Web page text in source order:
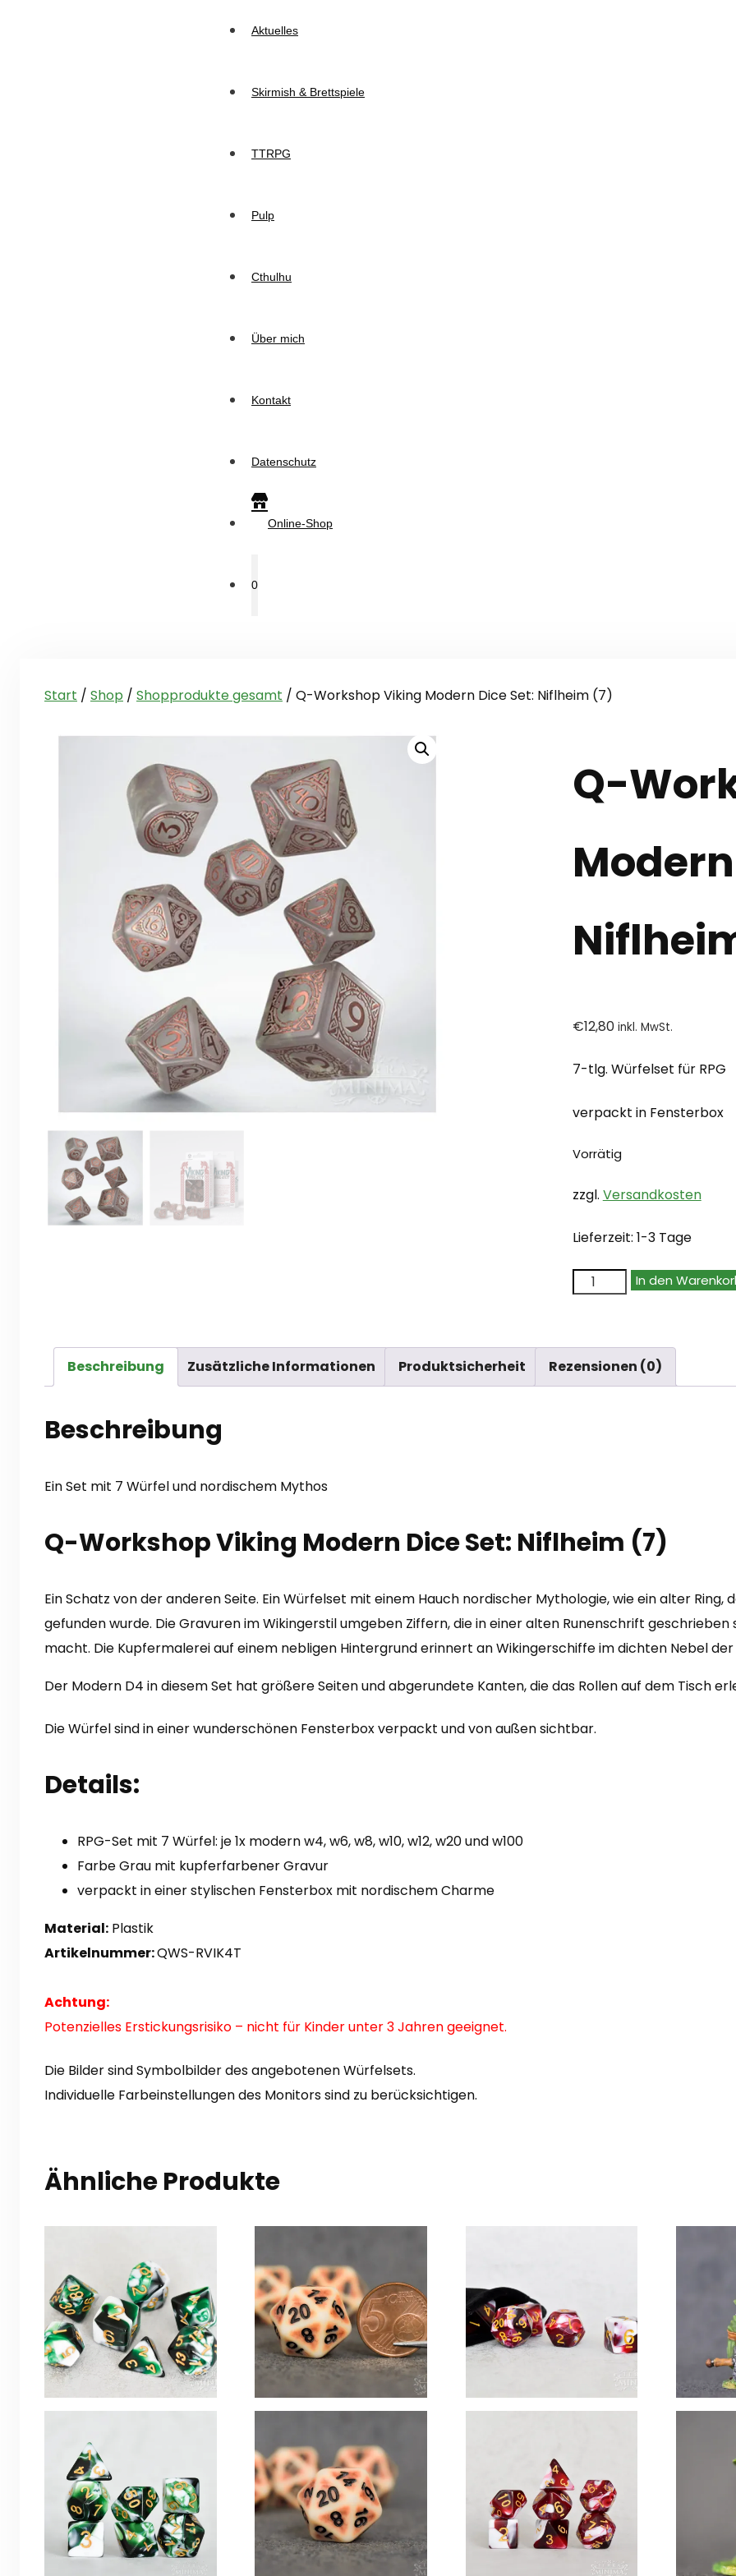
Aktuelles
Skirmish & Brettspiele
TTRPG
Pulp
Cthulhu
Über mich
Kontakt
Datenschutz
Online-Shop
0
Start / Shop / Shopprodukte gesamt / Q-Workshop Viking Modern Dice Set: Niflheim (7)
Q-
€12,80 inkl. MwSt.
7-tlg. Würfelset für RPG
verpackt in Fensterbox
Vorrätig
zzgl. Versandkosten
Lieferzeit: 1-3 Tage
Modern
In den
Beschreibung Zusätzliche Informationen Produktsicherheit Rezensionen (0)
Beschreibung
Ein Set mit 7 Würfel und nordischem Mythos
Q-Workshop Viking Modern Dice Set: Niflheim (7)
Ein Schatz von der anderen Seite. Ein Würfelset mit einem Hauch nordischer Mythologie, wie ein alter Ring,
gefunden wurde. Die Gravuren im Wikingerstil umgeben Ziffern, die in einer alten Runenschrift
macht. Die Kupfermalerei auf einem nebligen Hintergrund erinnert an Wikingerschiffe im dichten Nebel
Der Modern D4 in diesem Set hat größere Seiten und abgerundete Kanten, die das Rollen auf dem Tisch
Die Würfel sind in einer wunderschönen Fensterbox verpackt und von außen sichtbar.
Details:
RPG-Set mit 7 Würfel: je 1x modern w4, w6, w8, w10, w12, w20 und w100
Farbe Grau mit kupferfarbener Gravur
verpackt in einer stylischen Fensterbox mit nordischem Charme
Material: Plastik
Artikelnummer:QWS-RVIK4T
Achtung:
Potenzielles Erstickungsrisiko – nicht für Kinder unter 3 Jahren geeignet.
Die Bilder sind Symbolbilder des angebotenen Würfelsets.
Individuelle Farbeinstellungen des Monitors sind zu berücksichtigen.
Ähnliche Produkte